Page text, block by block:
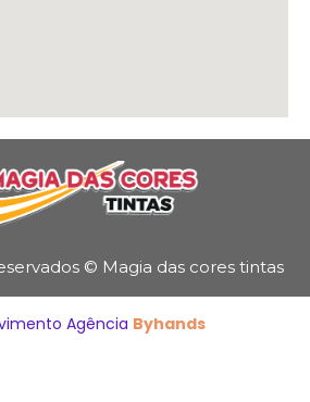
© Magia das cores tintas
Agência Byhands